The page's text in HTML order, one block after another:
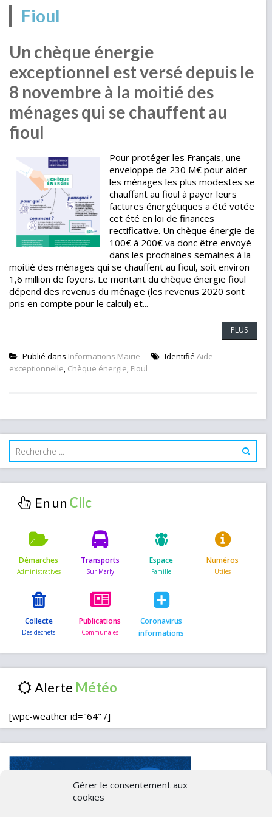
Gérer le consentement aux
cookies
Fioul
Un chèque énergie
exceptionnel est versé depuis le
8 novembre à la moitié des
ménages qui se chauffent au
fioul
Pour protéger les Français, une
enveloppe de 230 M€ pour aider
les ménages les plus modestes se
chauffant au fioul à payer leurs
factures énergétiques a été votée
cet été en loi de finances
rectificative. Un chèque énergie de
100€ à 200€ va donc être envoyé
dans les prochaines semaines à la
moitié des ménages qui se chauffent au fioul, soit environ
1,6 million de foyers. Le montant du chèque énergie fioul
dépend des revenus du ménage (les revenus 2020 sont
pris en compte pour le calcul) et...
PLUS
Publié dans Informations Mairie Identifié Aide
exceptionnelle, Chèque énergie, Fioul
En un
Démarches Transports Espace Numéros
Collecte Publications
Coronavirus
informations
Alerte
[wpc-weather id="64" /]